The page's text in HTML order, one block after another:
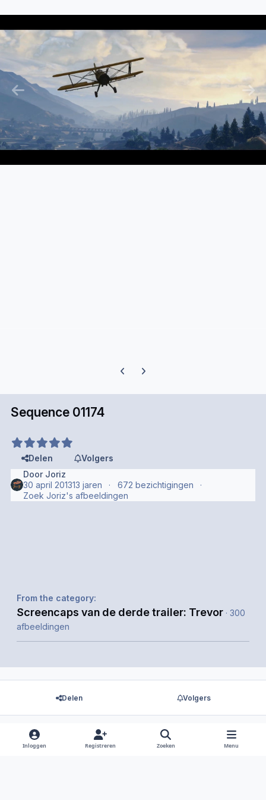
Previous carousel slide
Next carousel slide
Sequence 01174
Delen
Volgers
Door Joriz
30 april 201313 jaren
672 bezichtigingen
Zoek Joriz's afbeeldingen
From the category:
Screencaps van de derde trailer: Trevor · 300
afbeeldingen
Delen Volgers
Er zijn geen reacties om weer te geven.
Inloggen Registreren Zoeken Menu